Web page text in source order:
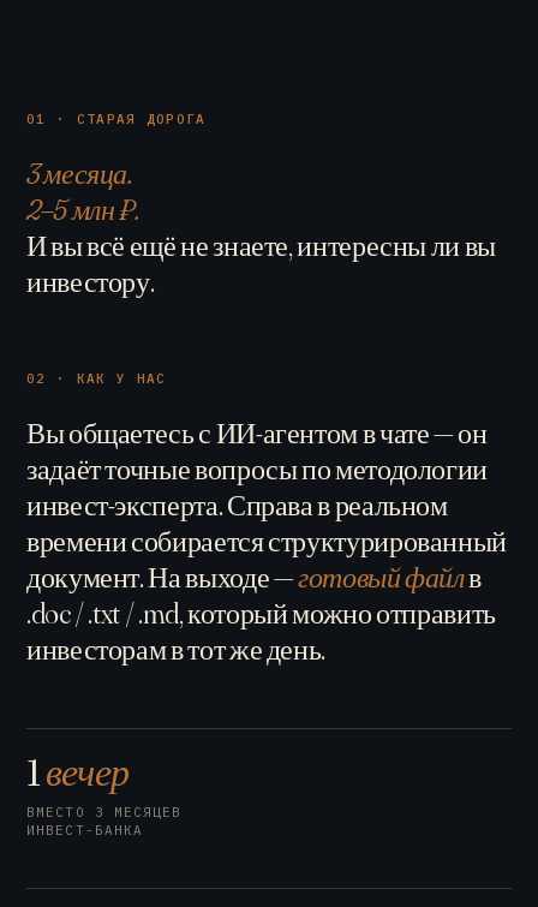
01 · СТАРАЯ ДОРОГА
3 месяца.
2–5 млн ₽.
И вы всё ещё не знаете, интересны ли вы
инвестору.
02 · КАК У НАС
Вы общаетесь с ИИ-агентом в чате — он
задаёт точные вопросы по методологии
инвест-эксперта. Справа в реальном
времени собирается структурированный
документ. На выходе —готовый файлв
.doc / .txt / .md, который можно отправить
инвесторам в тот же день.
1вечер
ВМЕСТО 3 МЕСЯЦЕВ
ИНВЕСТ-БАНКА